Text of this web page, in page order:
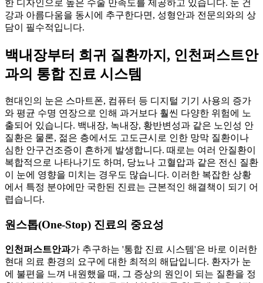
한 디자인으로 높은 수술 만족도를 제공하고 있습니다. 눈 건
강과 아름다움을 동시에 추구한다면, 성형안과 전문의와의 상
담이 필수적입니다.
백내장부터 희귀 질환까지, 인천퍼스트안
과의 통합 진료 시스템
현대인의 눈은 스마트폰, 컴퓨터 등 디지털 기기 사용의 증가
와 평균 수명 연장으로 인해 과거보다 훨씬 다양한 위험에 노
출되어 있습니다. 백내장, 녹내장, 황반변성과 같은 노인성 안
질환은 물론, 젊은 층에서도 고도근시로 인한 망막 질환이나
심한 안구건조증이 흔하게 발생합니다. 때로는 여러 안질환이
복합적으로 나타나기도 하며, 당뇨나 고혈압과 같은 전신 질환
이 눈에 영향을 미치는 경우도 많습니다. 이러한 복잡한 상황
에서 특정 분야에만 국한된 진료는 근본적인 해결책이 되기 어
렵습니다.
원스톱(One-Stop) 진료의 중요성
인천퍼스트안과가 추구하는 '통합 진료 시스템'은 바로 이러한
현대 의료 환경의 요구에 대한 최적의 해답입니다. 환자가 눈
에 불편을 느껴 내원했을 때, 그 증상의 원인이 되는 질환을 정